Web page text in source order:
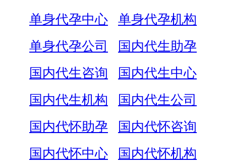
单身代孕中心
单身代孕机构
单身代孕公司
国内代生助孕
国内代生咨询
国内代生中心
国内代生机构
国内代生公司
国内代怀助孕
国内代怀咨询
国内代怀中心
国内代怀机构